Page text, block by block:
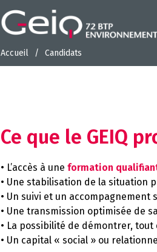
Accueil Candidats
Ce que le GEIQ
• L’accès à une formation
• Une stabilisation de la situation
• Un suivi et un
• Une transmission optimisée de
• La possibilité de démontrer,
• Un capital « social » ou